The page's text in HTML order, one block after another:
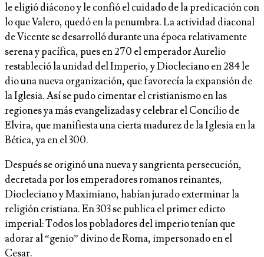
le eligió diácono y le confió el cuidado de la predicación con
lo que Valero, quedó en la penumbra. La actividad diaconal
de Vicente se desarrolló durante una época relativamente
serena y pacífica, pues en 270 el emperador Aurelio
restableció la unidad del Imperio, y Diocleciano en 284 le
dio una nueva organización, que favorecía la expansión de
la Iglesia. Así se pudo cimentar el cristianismo en las
regiones ya más evangelizadas y celebrar el Concilio de
Elvira, que manifiesta una cierta madurez de la Iglesia en la
Bética, ya en el 300.
Después se originó una nueva y sangrienta persecución,
decretada por los emperadores romanos reinantes,
Diocleciano y Maximiano, habían jurado exterminar la
religión cristiana. En 303 se publica el primer edicto
imperial: Todos los pobladores del imperio tenían que
adorar al “genio” divino de Roma, impersonado en el
Cesar.